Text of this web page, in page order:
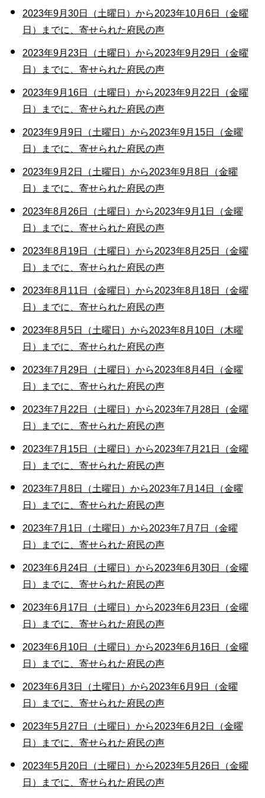
2023年9月30日（土曜日）から2023年10月6日（金曜
日）までに、寄せられた府民の声
2023年9月23日（土曜日）から2023年9月29日（金曜
日）までに、寄せられた府民の声
2023年9月16日（土曜日）から2023年9月22日（金曜
日）までに、寄せられた府民の声
2023年9月9日（土曜日）から2023年9月15日（金曜
日）までに、寄せられた府民の声
2023年9月2日（土曜日）から2023年9月8日（金曜
日）までに、寄せられた府民の声
2023年8月26日（土曜日）から2023年9月1日（金曜
日）までに、寄せられた府民の声
2023年8月19日（土曜日）から2023年8月25日（金曜
日）までに、寄せられた府民の声
2023年8月11日（金曜日）から2023年8月18日（金曜
日）までに、寄せられた府民の声
2023年8月5日（土曜日）から2023年8月10日（木曜
日）までに、寄せられた府民の声
2023年7月29日（土曜日）から2023年8月4日（金曜
日）までに、寄せられた府民の声
2023年7月22日（土曜日）から2023年7月28日（金曜
日）までに、寄せられた府民の声
2023年7月15日（土曜日）から2023年7月21日（金曜
日）までに、寄せられた府民の声
2023年7月8日（土曜日）から2023年7月14日（金曜
日）までに、寄せられた府民の声
2023年7月1日（土曜日）から2023年7月7日（金曜
日）までに、寄せられた府民の声
2023年6月24日（土曜日）から2023年6月30日（金曜
日）までに、寄せられた府民の声
2023年6月17日（土曜日）から2023年6月23日（金曜
日）までに、寄せられた府民の声
2023年6月10日（土曜日）から2023年6月16日（金曜
日）までに、寄せられた府民の声
2023年6月3日（土曜日）から2023年6月9日（金曜
日）までに、寄せられた府民の声
2023年5月27日（土曜日）から2023年6月2日（金曜
日）までに、寄せられた府民の声
2023年5月20日（土曜日）から2023年5月26日（金曜
日）までに、寄せられた府民の声